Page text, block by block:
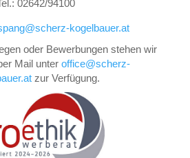
02642/94100
kogelbauer.at
oder Bewerbungen stehen wir
Mail unter office@scherz-
zur Verfügung.